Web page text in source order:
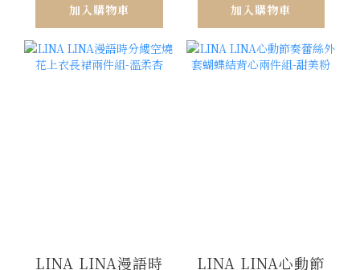
加入購物車 加入購物車
LINA LINA漫語時
LINA LINA心動節